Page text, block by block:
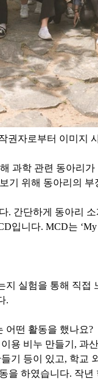
권자로부터 이미지
과학 관련 동아리가
기 위해 동아리의
. 간단하게 동아리
입니다. MCD는
지 실험을 통해 직접
.
어떤 활동을 했나요?
용 비누 만들기 , 과
기 등이 있고, 학교
을 하였습니다. 작년